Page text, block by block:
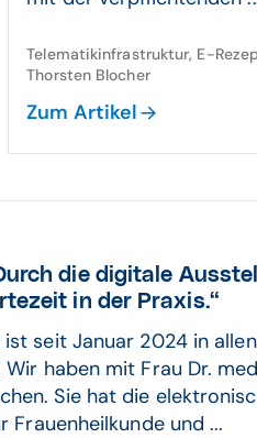
Telematikinfrastruktur, E-
Thorsten Blocher
Zum Artikel
die digitale
in der Praxis.“
ist seit Januar 2024 in
haben mit Frau Dr.
Sie hat die
Frauenheilkunde und ...